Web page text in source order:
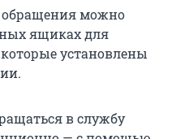
можно
ящиках для
установлены
в службу